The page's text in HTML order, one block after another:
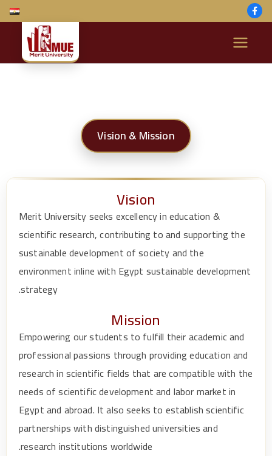
M
ri
t
U
ni
v
e
it
y
Vision & Mission
Vision
Merit University seeks excellency in education &
scientific research, contributing to and supporting the
sustainable development of society and the
environment inline with Egypt sustainable development
strategy.
Mission
Empowering our students to fulfill their academic and
professional passions through providing education and
research in scientific fields that are compatible with the
needs of scientific development and labor market in
Egypt and abroad. It also seeks to establish scientific
partnerships with distinguished universities and
research institutions worldwide.